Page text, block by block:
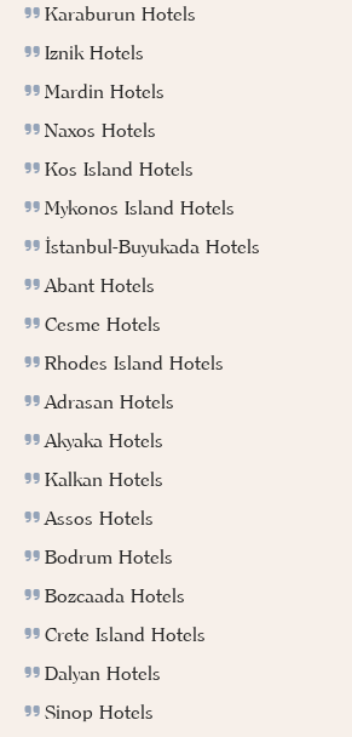
Karaburun Hotels
Iznik Hotels
Mardin Hotels
Naxos Hotels
Kos Island Hotels
Mykonos Island Hotels
İstanbul-Buyukada Hotels
Abant Hotels
Cesme Hotels
Rhodes Island Hotels
Adrasan Hotels
Akyaka Hotels
Kalkan Hotels
Assos Hotels
Bodrum Hotels
Bozcaada Hotels
Crete Island Hotels
Dalyan Hotels
Sinop Hotels